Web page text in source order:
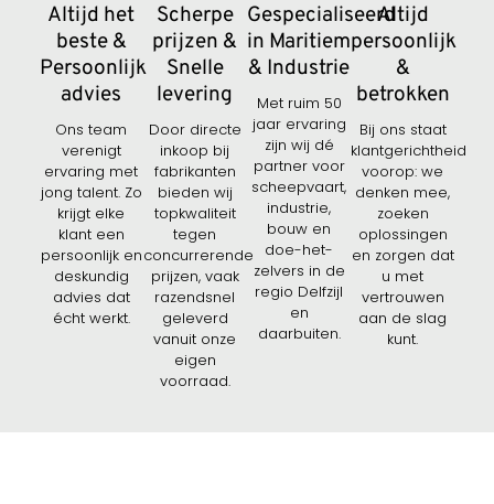
Altijd het
beste &
Persoonlijk
advies
Ons team
verenigt
ervaring met
jong talent. Zo
krijgt elke
klant een
persoonlijk en
deskundig
advies dat
écht werkt.
Scherpe
prijzen &
Snelle
levering
Door directe
inkoop bij
fabrikanten
bieden wij
topkwaliteit
tegen
concurrerende
prijzen, vaak
razendsnel
geleverd
vanuit onze
eigen
voorraad.
Gespecialiseerd
in Maritiem
& Industrie
Met ruim 50
jaar ervaring
zijn wij dé
partner voor
scheepvaart,
industrie,
bouw en
doe-het-
zelvers in de
regio Delfzijl
en
daarbuiten.
Altijd
persoonlijk
&
betrokken
Bij ons staat
klantgerichtheid
voorop: we
denken mee,
zoeken
oplossingen
en zorgen dat
u met
vertrouwen
aan de slag
kunt.